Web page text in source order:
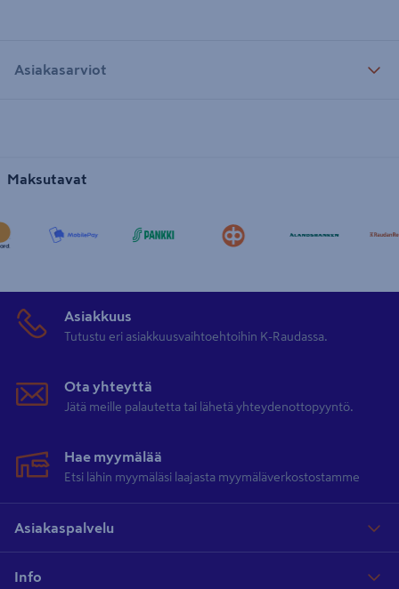
Asiakasarviot
Maksutavat
Asiakkuus
Tutustu eri asiakkuusvaihtoehtoihin K-Raudassa.
Ota yhteyttä
Jätä meille palautetta tai lähetä yhteydenottopyyntö.
Hae myymälää
Etsi lähin myymäläsi laajasta myymäläverkostostamme
Asiakaspalvelu
Info